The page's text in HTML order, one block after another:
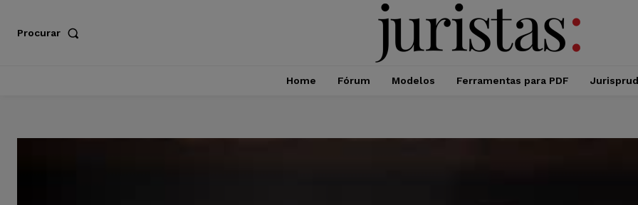
Procurar
Home Fórum Modelos Ferramentas para PDF